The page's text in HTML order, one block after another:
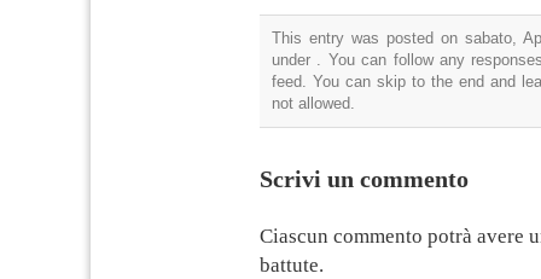
This entry was posted on sabato,
under . You can follow any
feed. You can skip to the end and
not allowed.
Scrivi un commento
Ciascun commento potrà avere
battute.